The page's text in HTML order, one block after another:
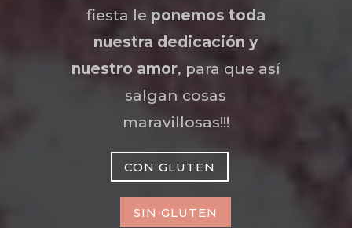
fiesta le ponemos toda
nuestra dedicación y
nuestro amor, para que así
salgan cosas
maravillosas!!!
CON GLUTEN
SIN GLUTEN